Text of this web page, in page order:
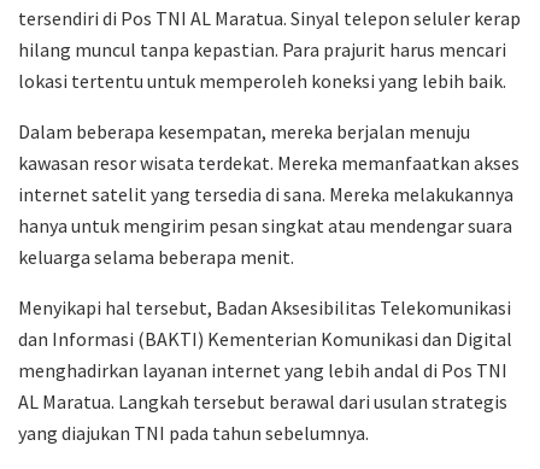
tersendiri di Pos TNI AL Maratua. Sinyal telepon seluler kerap
hilang muncul tanpa kepastian. Para prajurit harus mencari
lokasi tertentu untuk memperoleh koneksi yang lebih baik.
Dalam beberapa kesempatan, mereka berjalan menuju
kawasan resor wisata terdekat. Mereka memanfaatkan akses
internet satelit yang tersedia di sana. Mereka melakukannya
hanya untuk mengirim pesan singkat atau mendengar suara
keluarga selama beberapa menit.
Menyikapi hal tersebut, Badan Aksesibilitas Telekomunikasi
dan Informasi (BAKTI) Kementerian Komunikasi dan Digital
menghadirkan layanan internet yang lebih andal di Pos TNI
AL Maratua. Langkah tersebut berawal dari usulan strategis
yang diajukan TNI pada tahun sebelumnya.